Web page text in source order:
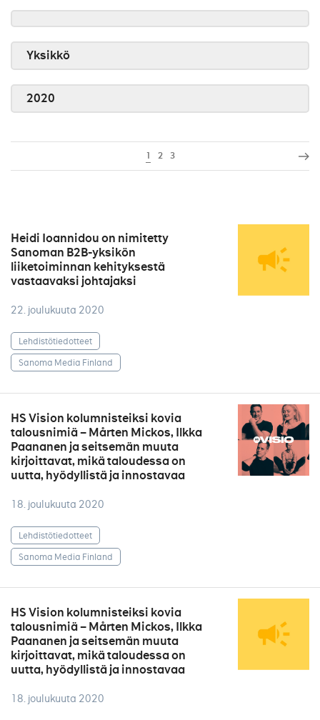
Yksikkö
2020
1 2 3
Heidi Ioannidou on nimitetty
Sanoman B2B-yksikön
liiketoiminnan kehityksestä
vastaavaksi johtajaksi
22. joulukuuta 2020
Lehdistötiedotteet
Sanoma Media Finland
HS Vision kolumnisteiksi kovia
talousnimiä – Mårten Mickos, Ilkka
Paananen ja seitsemän muuta
kirjoittavat, mikä taloudessa on
uutta, hyödyllistä ja innostavaa
18. joulukuuta 2020
Lehdistötiedotteet
Sanoma Media Finland
HS Vision kolumnisteiksi kovia
talousnimiä – Mårten Mickos, Ilkka
Paananen ja seitsemän muuta
kirjoittavat, mikä taloudessa on
uutta, hyödyllistä ja innostavaa
18. joulukuuta 2020